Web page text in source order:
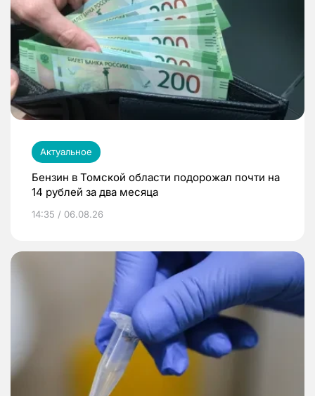
Актуальное
Бензин в Томской области подорожал почти на
14 рублей за два месяца
14:35 / 06.08.26